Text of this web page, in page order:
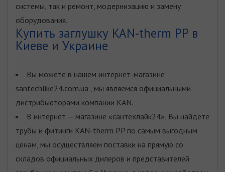
системы, так и ремонт, модернизацию и замену
оборудования.
Купить заглушку KAN-therm PP в
Киеве и Украине
Вы можете в нашем интернет-магазине
santechlike24.com.ua , мы являемся официальными
дистрибьюторами компании KAN.
В интернет — магазине «сантехлайк24», Вы найдете
трубы и фитинги KAN-therm PP по самым выгодным
ценам, мы осуществляем поставки на прямую со
складов официальных дилеров и представителей